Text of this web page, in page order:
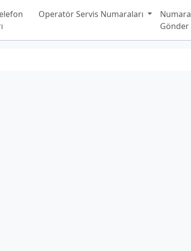
Operatör Servis Numaraları
Numara
Gönder